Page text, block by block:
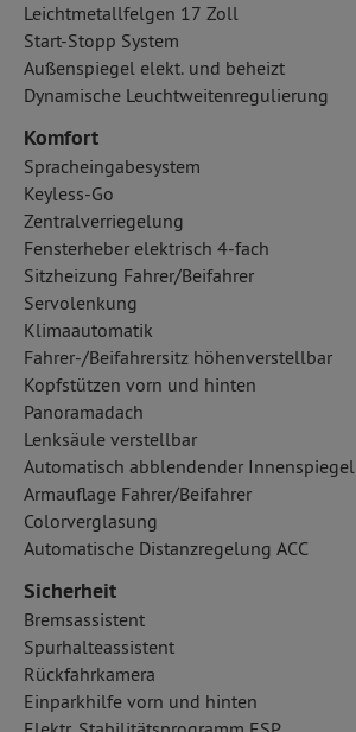
Leichtmetallfelgen 17 Zoll
Start-Stopp System
Außenspiegel elekt. und beheizt
Dynamische Leuchtweitenregulierung
Komfort
Spracheingabesystem
Keyless-Go
Zentralverriegelung
Fensterheber elektrisch 4-fach
Sitzheizung Fahrer/Beifahrer
Servolenkung
Klimaautomatik
Fahrer-/Beifahrersitz höhenverstellbar
Kopfstützen vorn und hinten
Panoramadach
Lenksäule verstellbar
Automatisch abblendender Innenspiegel
Armauflage Fahrer/Beifahrer
Colorverglasung
Automatische Distanzregelung ACC
Sicherheit
Bremsassistent
Spurhalteassistent
Rückfahrkamera
Einparkhilfe vorn und hinten